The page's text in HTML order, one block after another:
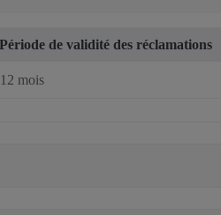
Période de validité des réclamations
12 mois